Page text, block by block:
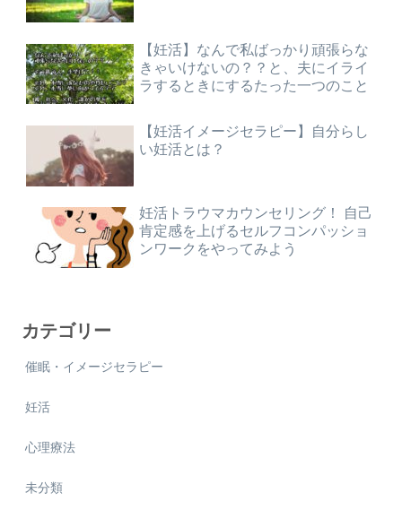
【妊活】なんで私ばっかり頑張らな
きゃいけないの？？と、夫にイライ
ラするときにするたった一つのこと
【妊活イメージセラピー】自分らし
い妊活とは？
妊活トラウマカウンセリング！ 自己
肯定感を上げるセルフコンパッショ
ンワークをやってみよう
カテゴリー
催眠・イメージセラピー
妊活
心理療法
未分類